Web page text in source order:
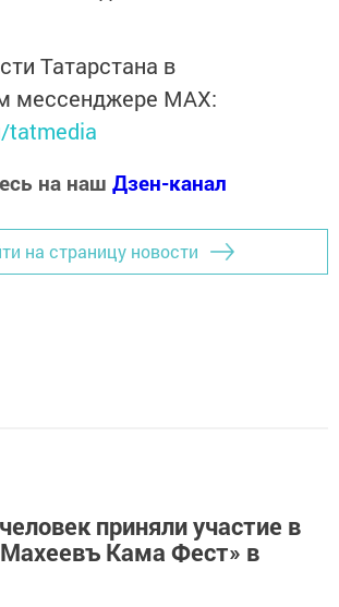
Татарстана в
мессенджере MАХ:
tatmedia
на наш Дзен-канал
на страницу новости
приняли участие в
Кама Фест» в